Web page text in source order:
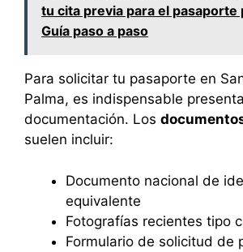
tu cita previa para el
Guía paso a paso
Para solicitar tu pasaporte en
Palma, es indispensable
documentación. Los
suelen incluir:
Documento nacional de
equivalente
Fotografías recientes tipo
Formulario de solicitud de